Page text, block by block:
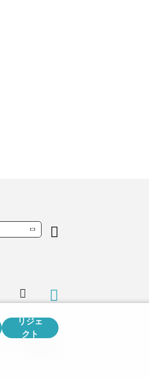
Copyright © 2026
リジェ
クト